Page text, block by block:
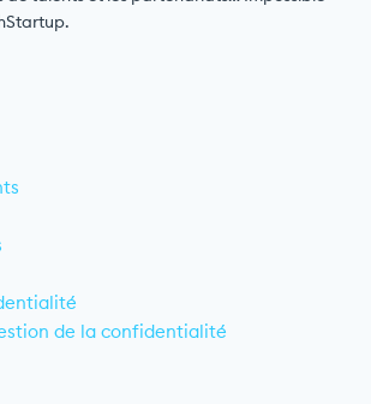
de la confidentialité